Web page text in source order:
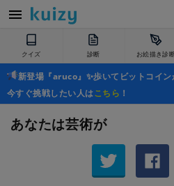
クイズ 診断 お絵描き診
新登場『aruco』✨歩いてビットコイン
今すぐ挑戦したい人はこちら ！
あなたは芸術が